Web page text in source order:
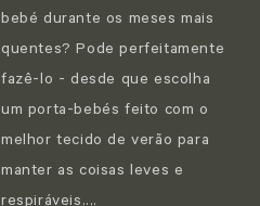
bebé durante os meses mais
quentes? Pode perfeitamente
fazê-lo - desde que escolha
um porta-bebés feito com o
melhor tecido de verão para
manter as coisas leves e